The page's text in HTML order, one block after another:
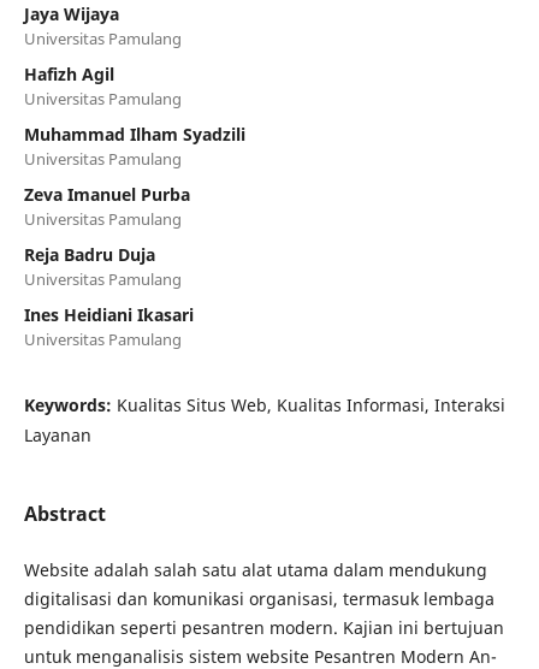
Jaya Wijaya
Universitas Pamulang
Hafizh Agil
Universitas Pamulang
Muhammad Ilham Syadzili
Universitas Pamulang
Zeva Imanuel Purba
Universitas Pamulang
Reja Badru Duja
Universitas Pamulang
Ines Heidiani Ikasari
Universitas Pamulang
Keywords: Kualitas Situs Web, Kualitas Informasi, Interaksi
Layanan
Abstract
Website adalah salah satu alat utama dalam mendukung
digitalisasi dan komunikasi organisasi, termasuk lembaga
pendidikan seperti pesantren modern. Kajian ini bertujuan
untuk menganalisis sistem website Pesantren Modern An-